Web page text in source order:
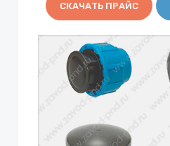
СКАЧАТЬ ПРАЙС